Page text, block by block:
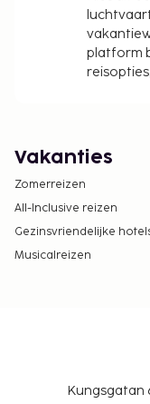
platform
Vakanties
Zomerreizen
All-Inclusive reizen
Gezinsvriendelijke
Musicalreizen
Kungsgatan